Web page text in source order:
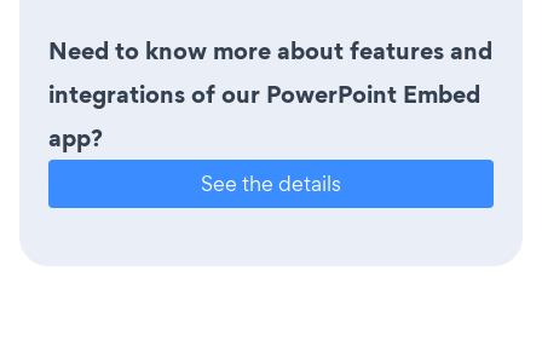
Need to know more about features and
integrations of our PowerPoint Embed
app?
See the details